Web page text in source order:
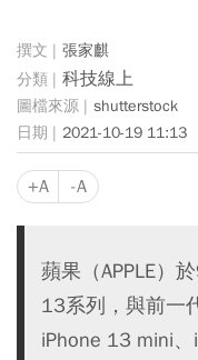
張家麒
科技線上
shutterstock
2021-10-19 11:13
+A -A
蘋果（APPLE）
13系列，與前一
iPhone 13 mini、